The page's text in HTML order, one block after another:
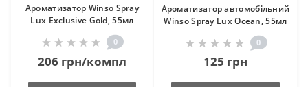
Ароматизатор Winso Spray
Lux Exclusive Gold, 55мл
0
206 грн/компл
Ароматизатор автомобільний
Winso Spray Lux Ocean, 55мл
0
125 грн